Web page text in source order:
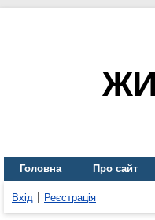
Головна Про сайт
Вхід Реєстрація